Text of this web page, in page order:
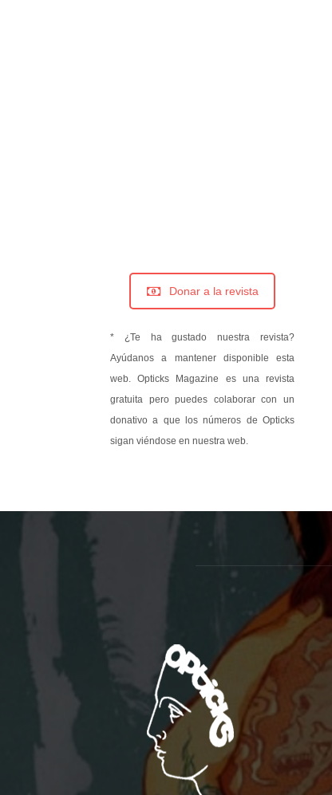
Donar a la revista
* ¿Te ha gustado nuestra revista?
Ayúdanos a mantener disponible esta
web. Opticks Magazine es una revista
gratuita pero puedes colaborar con un
donativo a que los números de Opticks
sigan viéndose en nuestra web.